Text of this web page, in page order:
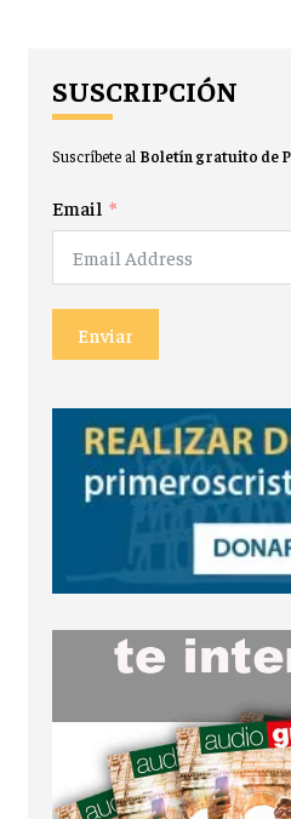
SUSCRIPCIÓN
Suscríbete al Boletín gratuito de
Email
Enviar